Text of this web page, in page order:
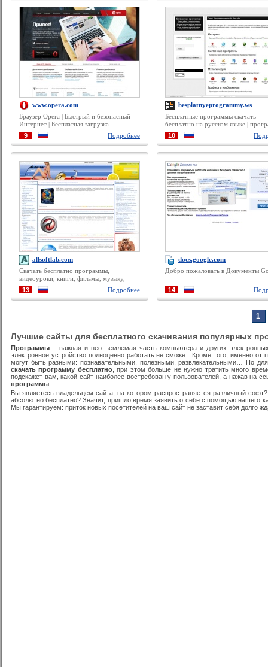
www.opera.com
Браузер Opera | Быстрый и безопасный
Интернет | Бесплатная загрузка
9
Подробнее
besplatnyeprogrammy.ws
Бесплатные программы скачать
бесплатно на русском языке |
для компьютера для windows 7, 8,
скачать бесплатно, без
10
allsoftlab.com
Скачать бесплатно программы,
видеоуроки, книги, фильмы, музыку,
темы для Windows
13 Подробнее
docs.google.com
Добро пожаловать в Документы
14
1
Лучшие сайты для бесплатного скачивания популярных
Программы – важная и неотъемлемая часть компьютера и других
электронное устройство полноценно работать не сможет. Кроме того, именно
могут быть разными: познавательными, полезными, развлекательными… Но
скачать программу бесплатно, при этом больше не нужно тратить много
подскажет вам, какой сайт наиболее востребован у пользователей, а нажав
программы
Вы являетесь владельцем сайта, на котором распространяется различный
абсолютно бесплатно? Значит, пришло время заявить о себе с помощью нашего
Мы гарантируем: приток новых посетителей на ваш сайт не заставит себя долго